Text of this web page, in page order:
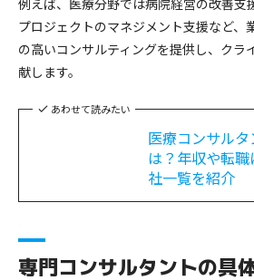
例えば、医療分野では病院経営の改善支
プロジェクトのマネジメント支援など、
の高いコンサルティングを提供し、クラ
献します。
あわせて読みたい
医療コンサル
は？年収や転
社一覧を紹介
専門コンサルタントの具